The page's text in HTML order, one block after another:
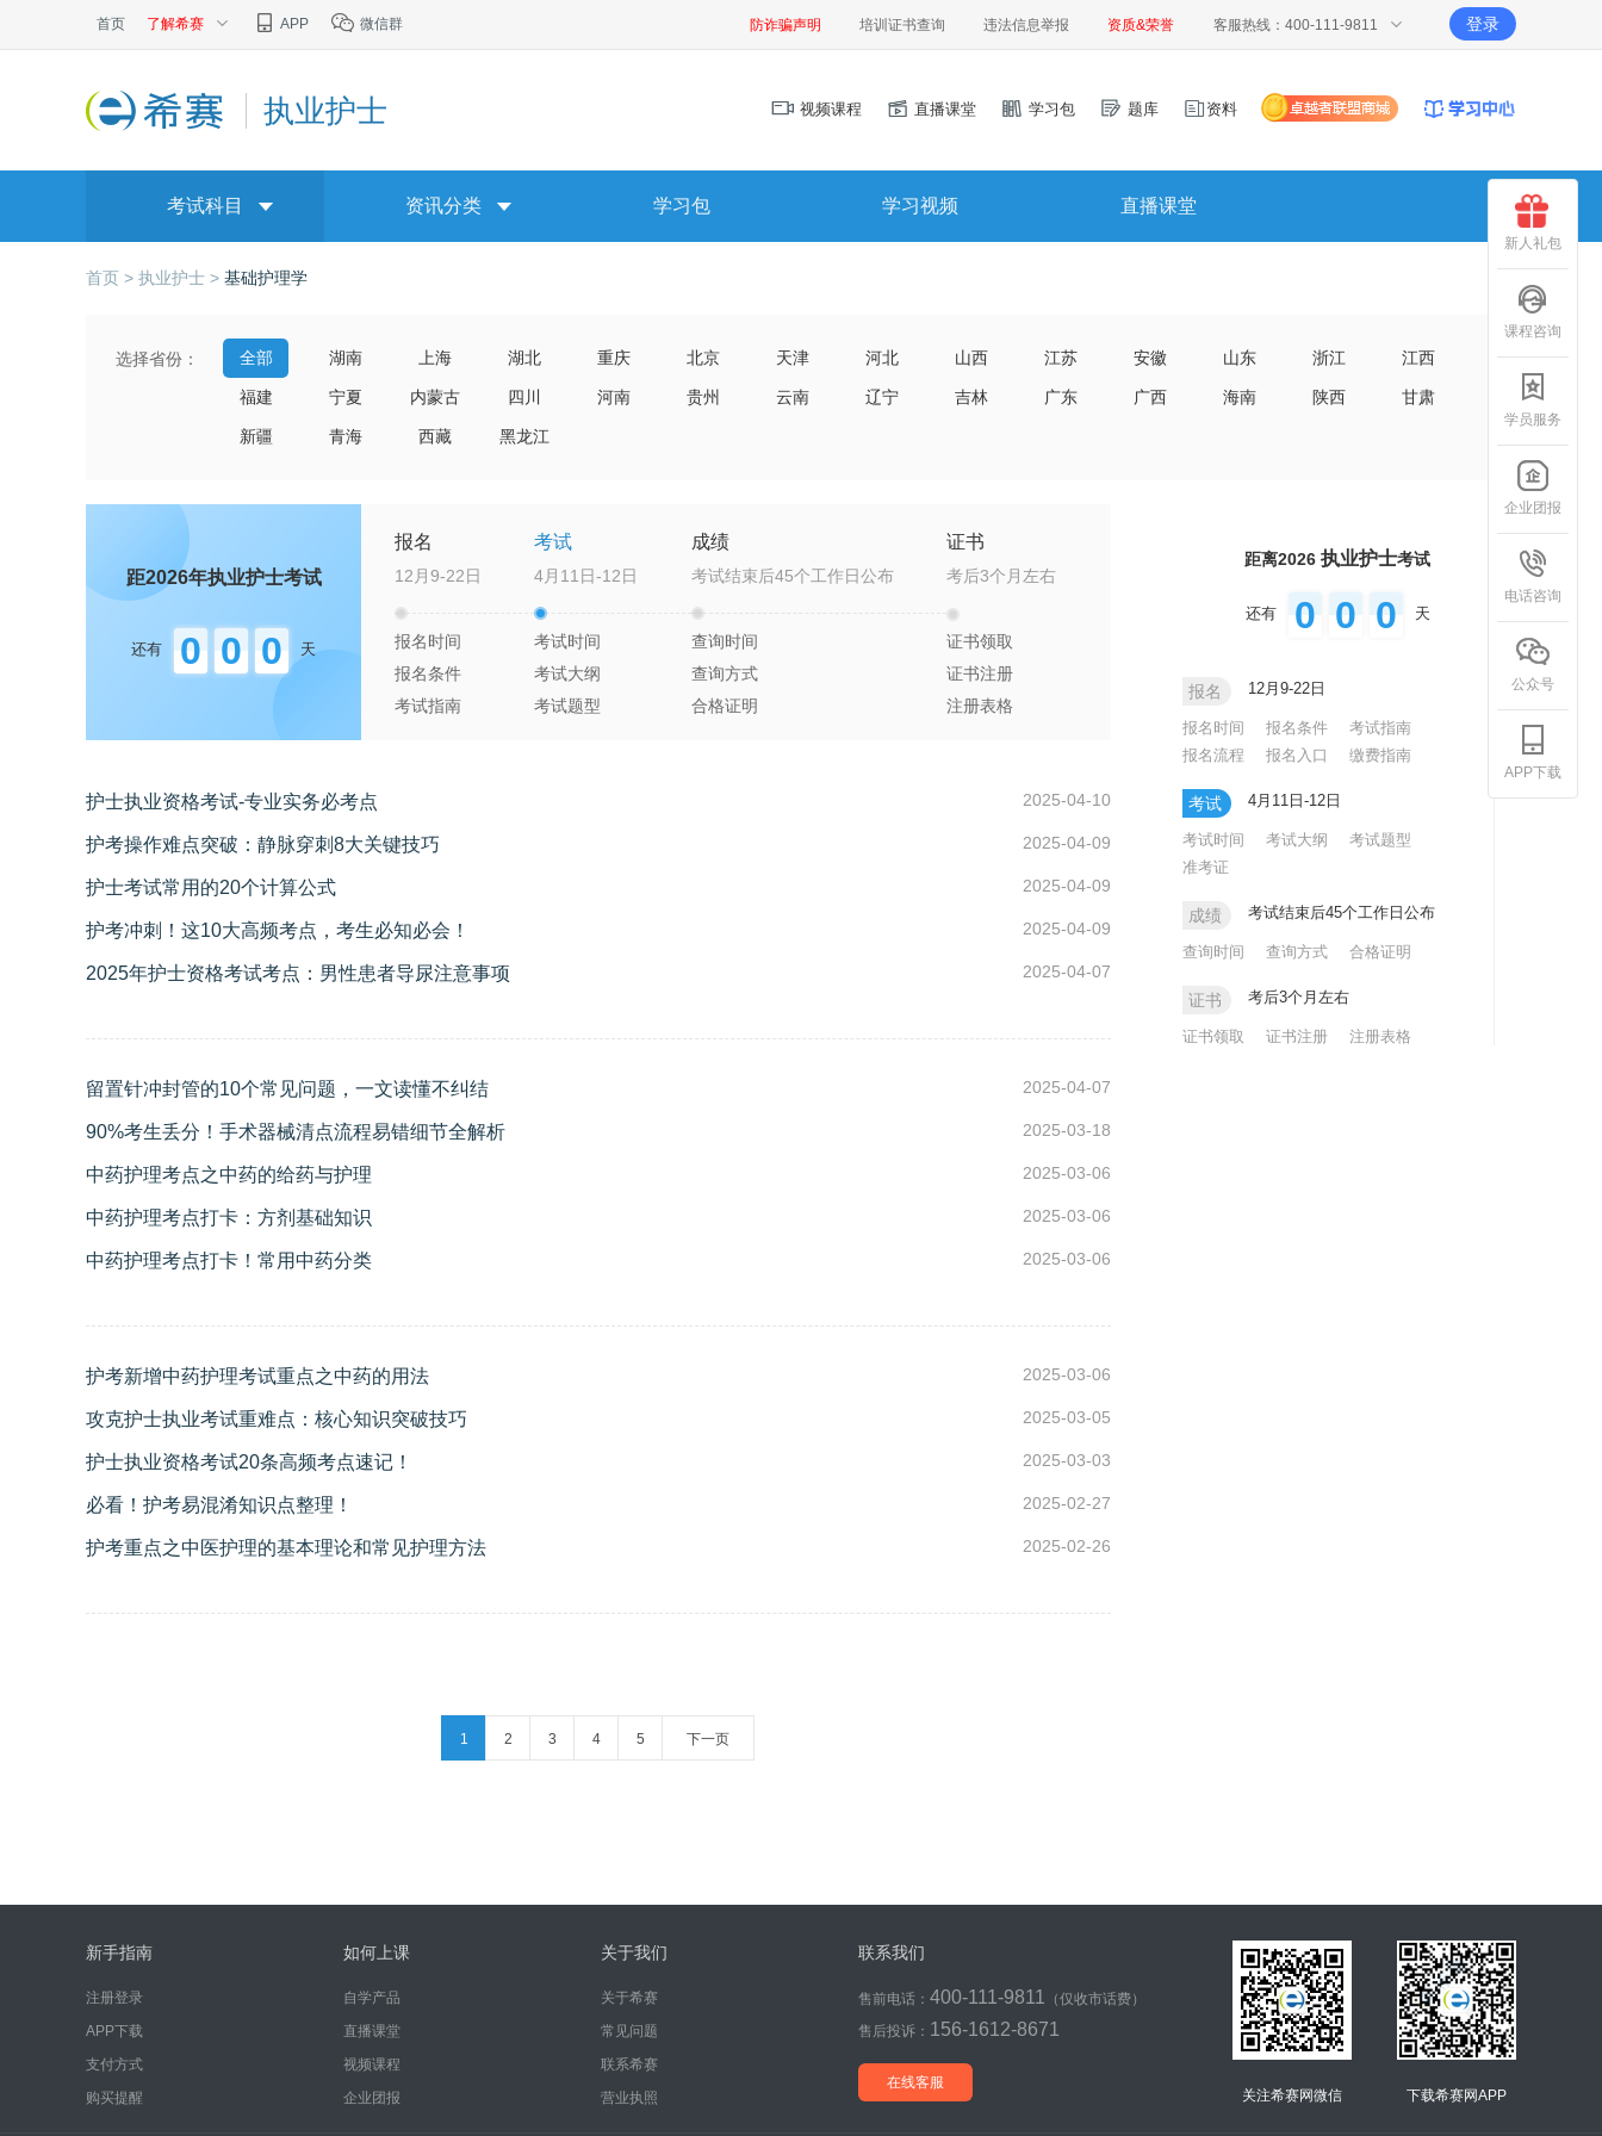
首页 了解希赛 APP 微信群 防诈骗声明 培训证书查询 违法信息举报 资质&荣誉 客服热线：400-111-9811 登录
执业护士 视频课程 直播课堂 学习包 题库 资料
考试科目 资讯分类 学习包 学习视频 直播课堂
首页 > 执业护士 > 基础护理学
选择省份： 全部 湖南 上海 湖北 重庆 北京 天津 河北 山西 江苏 安徽 山东 浙江 江西
福建 宁夏 内蒙古 四川 河南 贵州 云南 辽宁 吉林 广东 广西 海南 陕西 甘肃
新疆 青海 西藏 黑龙江
距2026年执业护士考试
还有 0 0 0 天
报名
12月9-22日
报名时间
报名条件
考试指南
考试
4月11日-12日
考试时间
考试大纲
考试题型
成绩
考试结束后45个工作日公布
查询时间
查询方式
合格证明
证书
考后3个月左右
证书领取
证书注册
注册表格
护士执业资格考试-专业实务必考点 2025-04-10
护考操作难点突破：静脉穿刺8大关键技巧 2025-04-09
护士考试常用的20个计算公式 2025-04-09
护考冲刺！这10大高频考点，考生必知必会！ 2025-04-09
2025年护士资格考试考点：男性患者导尿注意事项 2025-04-07
留置针冲封管的10个常见问题，一文读懂不纠结 2025-04-07
90%考生丢分！手术器械清点流程易错细节全解析 2025-03-18
中药护理考点之中药的给药与护理 2025-03-06
中药护理考点打卡：方剂基础知识 2025-03-06
中药护理考点打卡！常用中药分类 2025-03-06
护考新增中药护理考试重点之中药的用法 2025-03-06
攻克护士执业考试重难点：核心知识突破技巧 2025-03-05
护士执业资格考试20条高频考点速记！ 2025-03-03
必看！护考易混淆知识点整理！ 2025-02-27
护考重点之中医护理的基本理论和常见护理方法 2025-02-26
1 2 3 4 5 下一页
距离2026 执业护士考试
还有 0 0 0 天
报名 12月9-22日
报名时间 报名条件
考试指南
报名流程
报名入口 缴费指南
考试 4月11日-12日
考试时间 考试大纲
考试题型
准考证
成绩 考试结束后45个工作日公布
查询时间 查询方式 合格证明
证书 考后3个月左右
证书领取 证书注册
注册表格
新人礼包
课程咨询
学员服务
企业团报
电话咨询
公众号
APP下载
新手指南
注册登录
APP下载
支付方式
购买提醒
如何上课
自学产品
直播课堂
视频课程
企业团报
关于我们
关于希赛
常见问题
联系希赛
营业执照
联系我们
售前电话： 400-111-9811
（仅收市话费）
售后投诉： 156-1612-8671
在线客服
关注希赛网微信 下载希赛网APP